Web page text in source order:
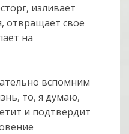
изливает
отвращает свое
на
вспомним
то, я думаю,
и подтвердит